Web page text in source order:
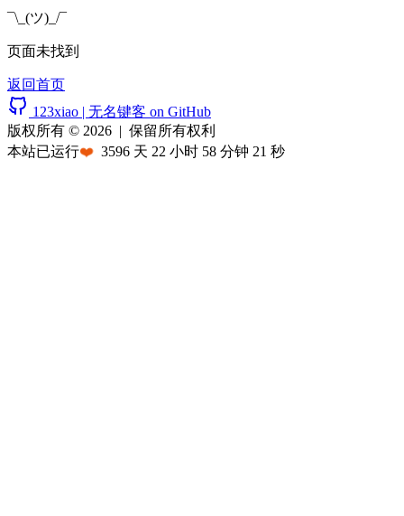
¯\_(ツ)_/¯
页面未找到
返回首页
123xiao | 无名键客 on GitHub
版权所有 © 2026 | 保留所有权利
本站已运行❤️ 3596 天 22 小时 58 分钟 21 秒